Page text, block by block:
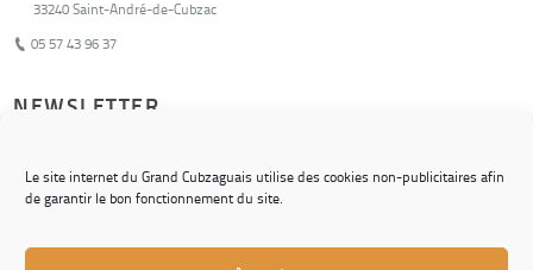
Le site internet du Grand Cubzaguais utilise des cookies non-publicitaires afin
de garantir le bon fonctionnement du site.
33240 Saint-André-de-Cubzac
05 57 43 96 37
NEWSLETTER